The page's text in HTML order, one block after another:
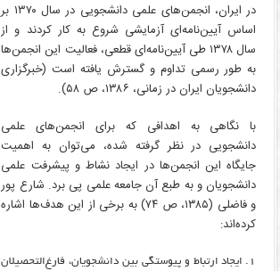
در ایران، انجمن‌های علمی دانشجویی در سال ۱۳۷۰ بر
اساس آیین‌نامه‌ای آزمایشی شروع به کار کردند و از
سال ۱۳۷۸ طی آیین‌نامه‌ای قطعی، فعالیت این انجمن‌ها
به طور رسمی تداوم و گسترش یافته است (خبرگزاری
دانشجویان ایران در زمانی، ۱۳۸۶، ص ۵۸).
با نگاهی به اهدافی که برای انجمن‌های علمی
دانشجویی در نظر گرفته شده، می‌توان به اهمیت
جایگاه این انجمن‌ها در ایجاد نشاط و پیشرفت علمی
دانشجویان و به طبع آن جامعه علمی پی برد. شارع پور
و فاضلی (۱۳۸۵، ص ۷۴) به برخی از این هدف‌ها اشاره
کرده‌اند:
ایجاد ارتباط و پیوستگی بین دانشجویان، فارغ‌التحصیلان